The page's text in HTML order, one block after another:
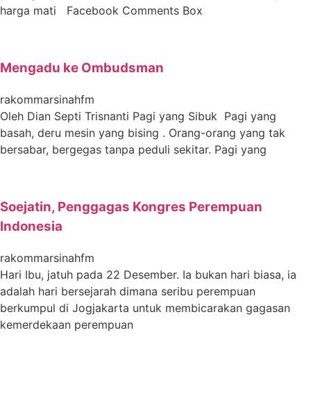
harga mati Facebook Comments Box
Mengadu ke Ombudsman
rakommarsinahfm
Oleh Dian Septi Trisnanti Pagi yang Sibuk Pagi yang
basah, deru mesin yang bising . Orang-orang yang tak
bersabar, bergegas tanpa peduli sekitar. Pagi yang
Soejatin, Penggagas Kongres Perempuan
Indonesia
rakommarsinahfm
Hari Ibu, jatuh pada 22 Desember. Ia bukan hari biasa, ia
adalah hari bersejarah dimana seribu perempuan
berkumpul di Jogjakarta untuk membicarakan gagasan
kemerdekaan perempuan